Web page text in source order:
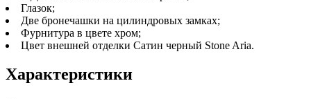
Глазок;
Две бронечашки на цилиндровых замках;
Фурнитура в цвете хром;
Цвет внешней отделки Сатин черный Stone Aria.
Характеристики